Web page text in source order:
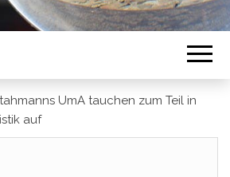
UmA tauchen zum Teil in
auf